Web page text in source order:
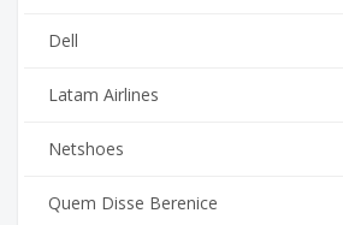
Dell
Latam Airlines
Netshoes
Quem Disse Berenice